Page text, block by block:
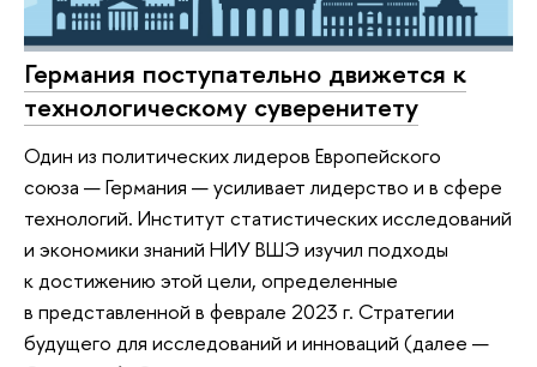
Германия поступательно движется к
технологическому суверенитету
Один из политических лидеров Европейского
союза — Германия — усиливает лидерство и в сфере
технологий. Институт статистических исследований
и экономики знаний НИУ ВШЭ изучил подходы
к достижению этой цели, определенные
в представленной в феврале 2023 г. Стратегии
будущего для исследований и инноваций (далее —